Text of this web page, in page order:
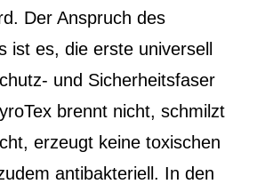
Der Anspruch des
ist es, die erste universell
und Sicherheitsfaser
brennt nicht, schmilzt
erzeugt keine toxischen
antibakteriell. In den